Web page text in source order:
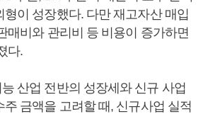
형이 성장했다. 다만 재고자산 매입
매비와 관리비 등 비용이 증가하면
다.
산업 전반의 성장세와 신규 사업
주 금액을 고려할 때, 신규사업 실적